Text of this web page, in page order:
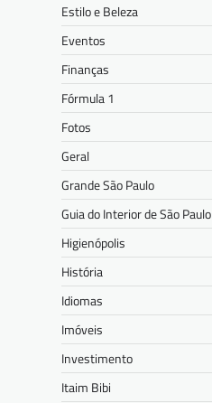
Estilo e Beleza
Eventos
Finanças
Fórmula 1
Fotos
Geral
Grande São Paulo
Guia do Interior de São Paulo
Higienópolis
História
Idiomas
Imóveis
Investimento
Itaim Bibi